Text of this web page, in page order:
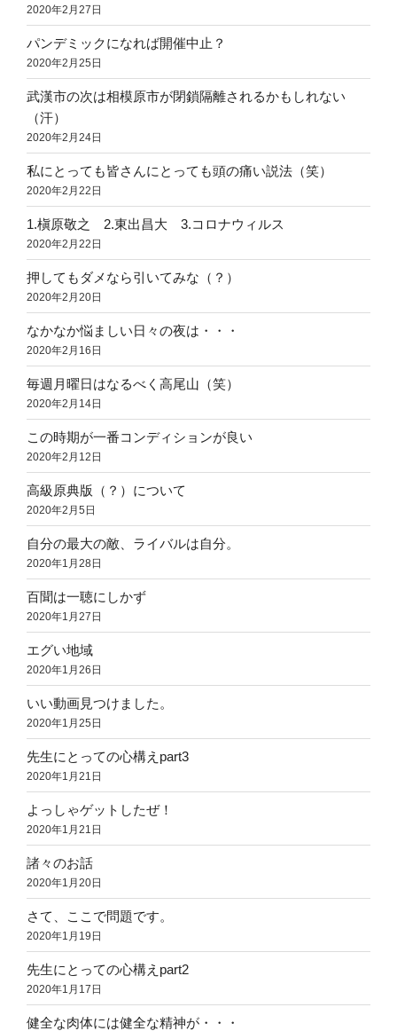
2020年2月27日
パンデミックになれば開催中止？
2020年2月25日
武漢市の次は相模原市が閉鎖隔離されるかもしれない
（汗）
2020年2月24日
私にとっても皆さんにとっても頭の痛い説法（笑）
2020年2月22日
1.槇原敬之 2.東出昌大 3.コロナウィルス
2020年2月22日
押してもダメなら引いてみな（？）
2020年2月20日
なかなか悩ましい日々の夜は・・・
2020年2月16日
毎週月曜日はなるべく高尾山（笑）
2020年2月14日
この時期が一番コンディションが良い
2020年2月12日
高級原典版（？）について
2020年2月5日
自分の最大の敵、ライバルは自分。
2020年1月28日
百聞は一聴にしかず
2020年1月27日
エグい地域
2020年1月26日
いい動画見つけました。
2020年1月25日
先生にとっての心構えpart3
2020年1月21日
よっしゃゲットしたぜ！
2020年1月21日
諸々のお話
2020年1月20日
さて、ここで問題です。
2020年1月19日
先生にとっての心構えpart2
2020年1月17日
健全な肉体には健全な精神が・・・